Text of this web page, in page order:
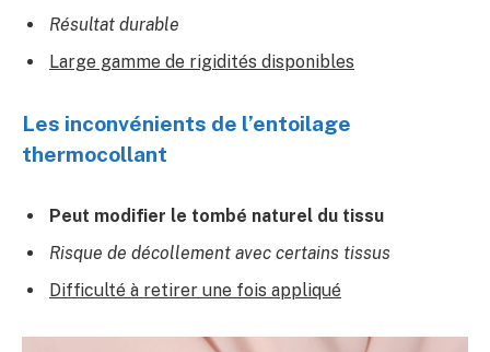
Résultat durable
Large gamme de rigidités disponibles
Les inconvénients de l’entoilage
thermocollant
Peut modifier le tombé naturel du tissu
Risque de décollement avec certains tissus
Difficulté à retirer une fois appliqué